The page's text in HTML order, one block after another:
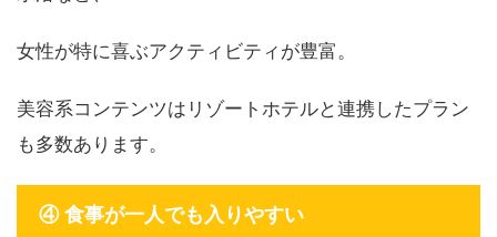
女性が特に喜ぶアクティビティが豊富。
美容系コンテンツはリゾートホテルと連携したプラン
も多数あります。
④ 食事が一人でも入りやすい